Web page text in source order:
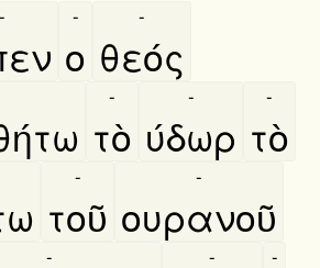
-
ο
-
θεός
-
τὸ
-
ύδωρ
-
τὸ
-
τοῦ
-
ουρανοῦ
-
- - -